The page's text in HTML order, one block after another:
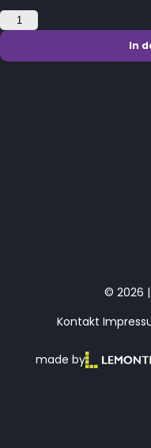
Lagerseidl
mit
Chef
Menge
In
© 2026 |
Kontakt
made by